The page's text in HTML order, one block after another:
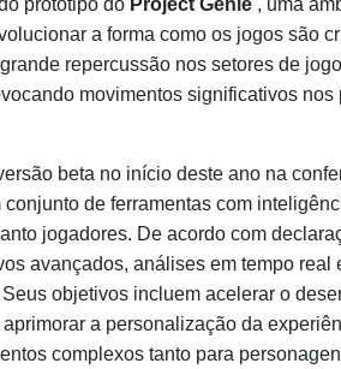
protótipo do Project Genie , uma
a forma como os jogos são
repercussão nos setores de
movimentos significativos nos
beta no início deste ano na
de ferramentas com
jogadores. De acordo com
avançados, análises em tempo real
objetivos incluem acelerar o
a personalização da
complexos tanto para